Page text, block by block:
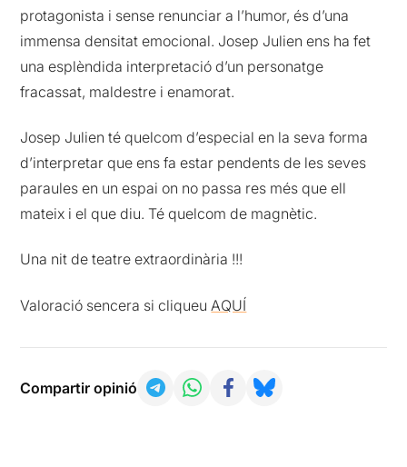
protagonista i sense renunciar a l’humor, és d’una
immensa densitat emocional. Josep Julien ens ha fet
una esplèndida interpretació d’un personatge
fracassat, maldestre i enamorat.
Josep Julien té quelcom d’especial en la seva forma
d’interpretar que ens fa estar pendents de les seves
paraules en un espai on no passa res més que ell
mateix i el que diu. Té quelcom de magnètic.
Una nit de teatre extraordinària !!!
Valoració sencera si cliqueu AQUÍ
Compartir opinió